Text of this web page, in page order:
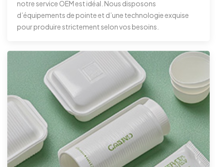
notre service OEM est idéal. Nous disposons
d’équipements de pointe et d’une technologie exquise
pour produire strictement selon vos besoins.